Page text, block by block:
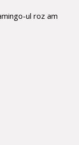
ul roz am